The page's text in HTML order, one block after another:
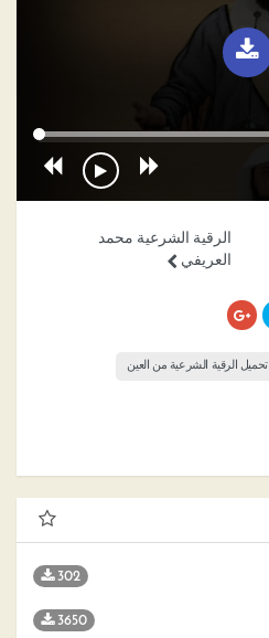
الرقية الشرعية محمد
العريفي
تحميل الرقية الشرعية من العين
302
3650